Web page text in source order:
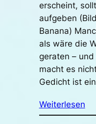
erscheint,
aufgeben
Banana)
als wäre die
geraten –
macht es
Gedicht ist
Weiterlesen